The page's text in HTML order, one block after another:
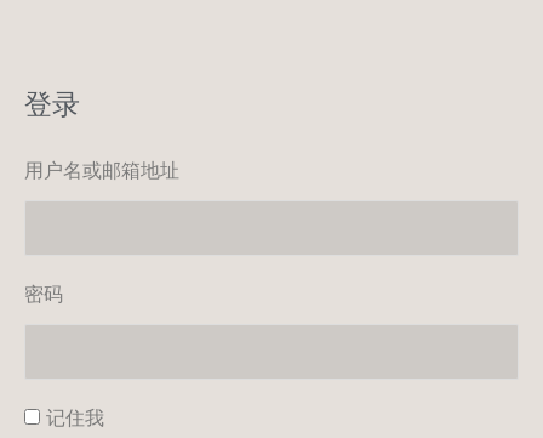
登录
用户名或邮箱地址
密码
记住我